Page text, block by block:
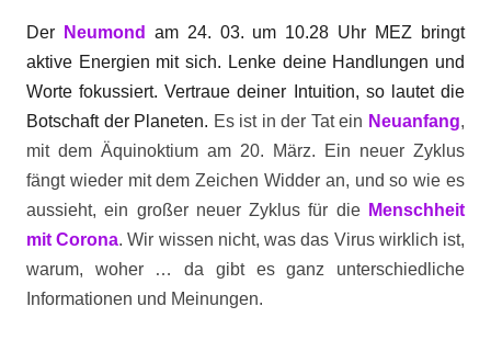
Der Neumond
am 24. 03. um 10.28 Uhr MEZ bringt
aktive Energien mit sich. Lenke deine Handlungen und
Worte fokussiert. Vertraue deiner Intuition, so lautet die
Botschaft der Planeten. Es ist in der Tat ein Neuanfang,
mit dem Äquinoktium am 20. März. Ein neuer Zyklus
fängt wieder mit dem Zeichen Widder an, und so wie es
aussieht, ein großer neuer Zyklus für die Menschheit
mit Corona. Wir wissen nicht, was das Virus wirklich ist,
warum, woher … da gibt es ganz unterschiedliche
Informationen und Meinungen.